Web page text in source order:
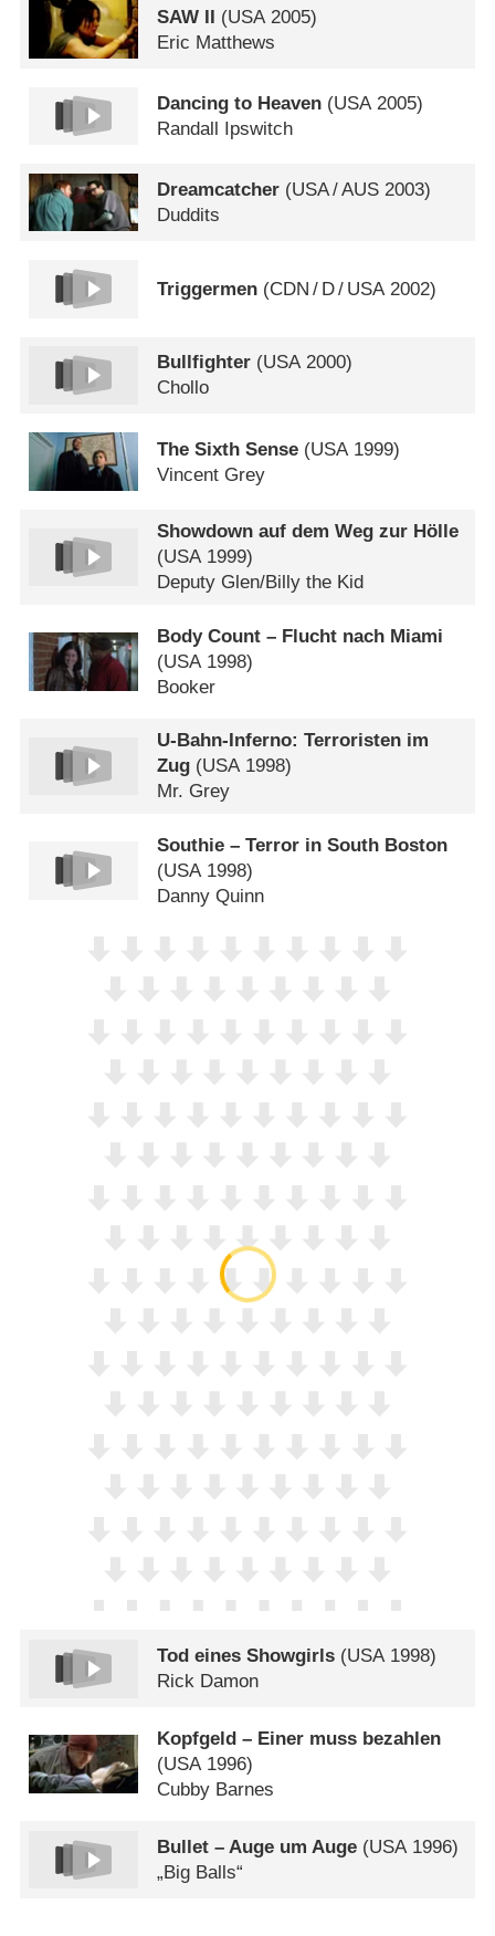
SAW II (USA 2005)
Eric Matthews
Dancing to Heaven (USA2005)
Randall Ipswitch
Dreamcatcher (USA/AUS 2003)
Duddits
Triggermen (CDN / D/ USA 2002)
Bullfighter (USA2000)
Chollo
The Sixth Sense (USA 1999)
Vincent Grey
Showdown auf dem Weg zur Hölle
(USA1999)
Deputy Glen/​Billy the Kid
Body Count – Flucht nach Miami
(USA1998)
Booker
U-Bahn-Inferno: Terroristen im
Zug (USA1998)
Mr. Grey
Southie – Terror in South Boston
(USA1998)
Danny Quinn
Tod eines Showgirls (USA1998)
Rick Damon
Kopfgeld – Einer muss bezahlen
(USA1996)
Cubby Barnes
Bullet – Auge um Auge (USA1996)
„Big Balls“